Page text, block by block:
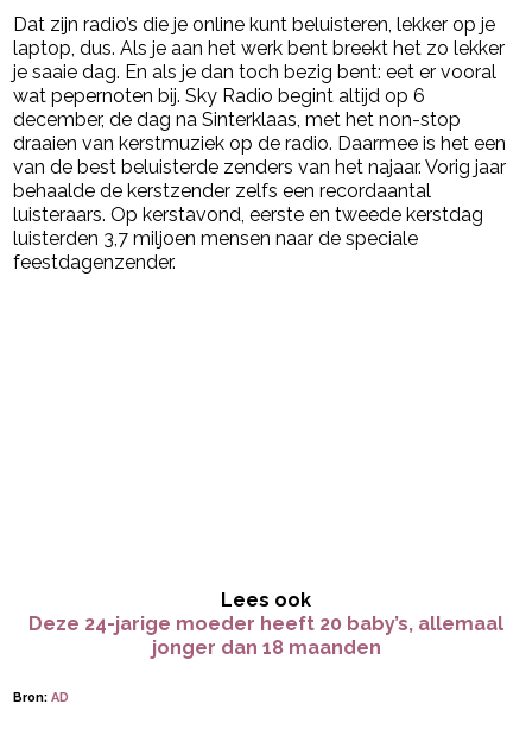
Dat zijn radio’s die je online kunt beluisteren, lekker op je
laptop, dus. Als je aan het werk bent breekt het zo lekker
je saaie dag. En als je dan toch bezig bent: eet er vooral
wat pepernoten bij. Sky Radio begint altijd op 6
december, de dag na Sinterklaas, met het non-stop
draaien van kerstmuziek op de radio. Daarmee is het een
van de best beluisterde zenders van het najaar. Vorig jaar
behaalde de kerstzender zelfs een recordaantal
luisteraars. Op kerstavond, eerste en tweede kerstdag
luisterden 3,7 miljoen mensen naar de speciale
feestdagenzender.
Lees ook
Deze 24-jarige moeder heeft 20 baby’s, allemaal
jonger dan 18 maanden
Bron:AD